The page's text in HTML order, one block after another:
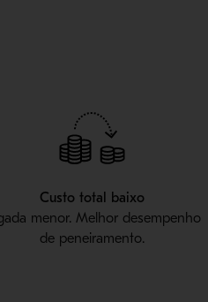
Custo total baixo
menor. Melhor desempenho
de peneiramento.